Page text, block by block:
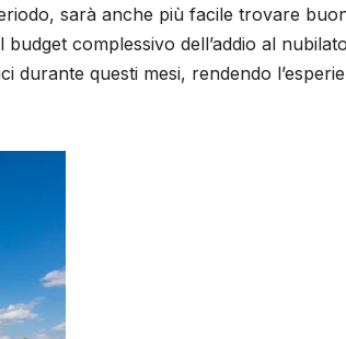
sarà anche più facile trovare
complessivo dell’addio al
durante questi mesi, rendendo